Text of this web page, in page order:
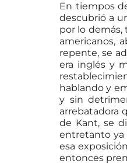
En tiempos
descubrió a
por lo
americanos,
repente, se
era inglés y
hablando y
y sin
arrebatadora
de Kant, se
entretanto ya
esa
entonces